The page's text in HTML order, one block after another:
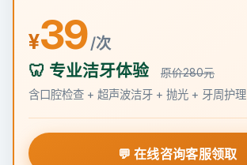
¥39 /次
🦷 专业洁牙体验 原价280元
含口腔检查 + 超声波洁牙 + 抛光 + 牙周护理
💬 在线咨询客服领取